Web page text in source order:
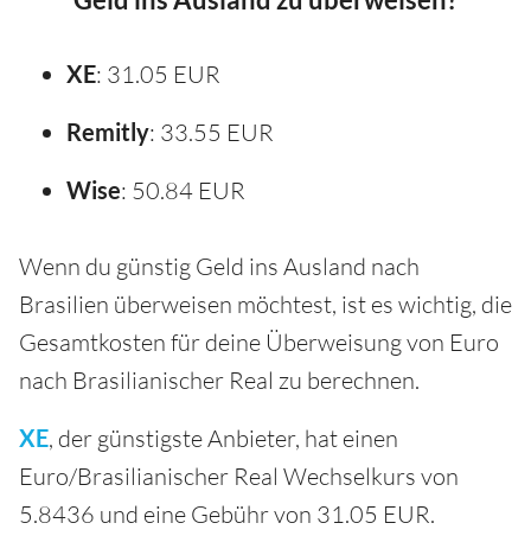
XE: 31.05 EUR
Remitly: 33.55 EUR
Wise: 50.84 EUR
Wenn du günstig Geld ins Ausland nach
Brasilien überweisen möchtest, ist es wichtig, die
Gesamtkosten für deine Überweisung von Euro
nach Brasilianischer Real zu berechnen.
XE, der günstigste Anbieter, hat einen
Euro/Brasilianischer Real Wechselkurs von
5.8436 und eine Gebühr von 31.05 EUR.